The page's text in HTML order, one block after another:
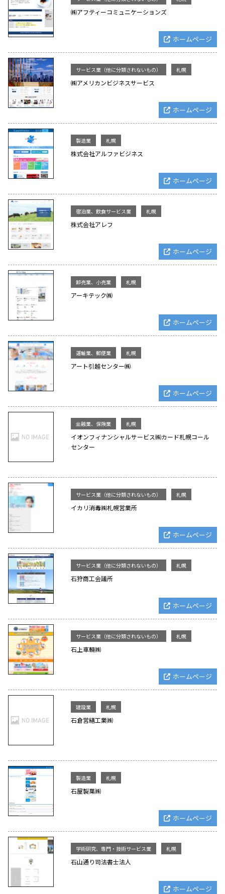
㈱アフティーコミュニケーションズ
ホームページ
サービス業（他に分類されないもの） 札幌
㈱アメリカンビジネスサービス
ホームページ
製造業 札幌
株式会社アルファビジネス
ホームページ
宿泊業、飲食サービス業 札幌
株式会社アレフ
ホームページ
卸売業、小売業 札幌
アーキテック㈱
ホームページ
運輸業、郵便業 札幌
アート引越センター㈱
ホームページ
金融業、保険業 札幌
イオンフィナンシャルサービス㈱カード札幌コール
センター
サービス業（他に分類されないもの） 札幌
イカリ消毒㈱札幌営業所
ホームページ
サービス業（他に分類されないもの） 札幌
石狩商工会議所
ホームページ
サービス業（他に分類されないもの） 札幌
石上車輌㈱
ホームページ
建設業 札幌
石倉営繕工業㈱
製造業 札幌
石屋製菓㈱
ホームページ
学術研究、専門・技術サービス業 札幌
石山通り司法書士法人
ホームページ